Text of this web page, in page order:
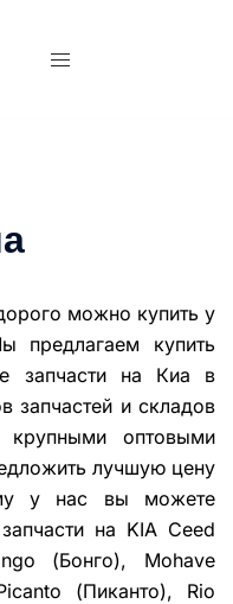
можно купить у
предлагаем купить
запчасти на Киа в
запчастей и складов
оптовыми
лучшую цену
у нас вы можете
на KIA Ceed
(Бонго), Mohave
(Пиканто), Rio